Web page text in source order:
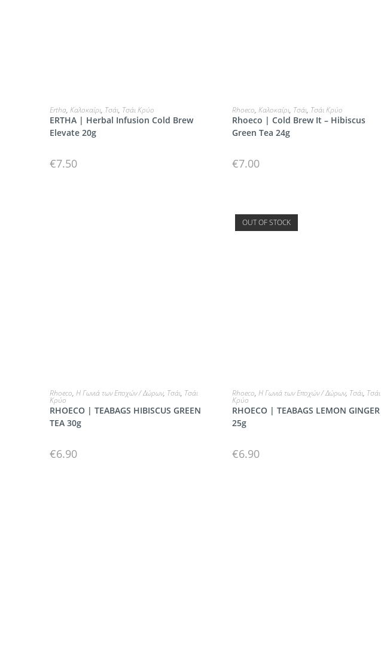
ΠΡΟΣΘΗΚΗ
Ertha,Καλοκαίρι, Τσάι, Τσάι Κρύο
ERTHA | Herbal Infusion Cold Brew
Elevate 20g
€7.50
ΠΡΟΣΘΗΚΗ
Rhoeco,Καλοκαίρι, Τσάι, Τσάι Κρύο
Rhoeco | Cold Brew It – Hibiscus
Green Tea 24g
€7.00
ΠΡΟΣΘΗΚΗ
Rhoeco,Η Γωνιά των Εποχών / Δώρων, Τσάι, Τσάι
Κρύο
RHOECO | TEABAGS HIBISCUS GREEN
TEA 30g
€6.90
OUT OF STOCK
ΔΙΑΒΆΣΤΕ ΠΕΡΙΣΣΌΤΕΡΑ
Rhoeco,Η Γωνιά των Εποχών / Δώρων, Τσάι, Τσάι
Κρύο
RHOECO | TEABAGS LEMON GINGER
25g
€6.90